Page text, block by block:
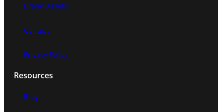
Brand Assets
Contact
Privacy Policy
Resources
Blog